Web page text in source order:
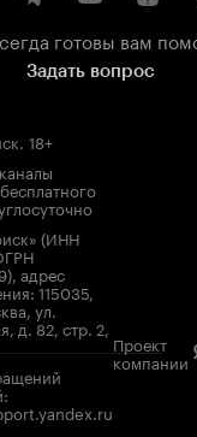
готовы вам
Задать вопрос
. 18+
(ИНН
адрес
115035,
ул.
д. 82, стр. 2,
Проект
компании